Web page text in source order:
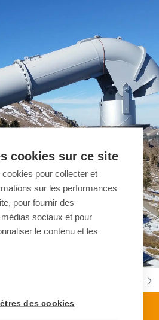
cookies sur ce site
pour collecter et
sur les performances
pour fournir des
sociaux et pour
le contenu et les
des cookies